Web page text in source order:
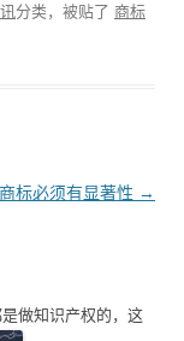
分类，被贴了 商标
商标必须有显著性 →
做知识产权的，这